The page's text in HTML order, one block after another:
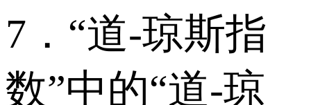
7．“道-琼斯指
数”中的“道-琼